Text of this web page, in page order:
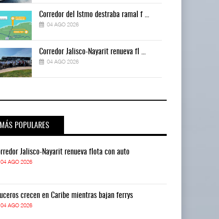
Corredor del Istmo destraba ramal f ...
04 AGO 2026
Corredor Jalisco-Nayarit renueva fl ...
04 AGO 2026
MÁS POPULARES
Jalisco-Nayarit renueva flota con auto
04 AGO 2026
crecen en Caribe mientras bajan ferrys
04 AGO 2026